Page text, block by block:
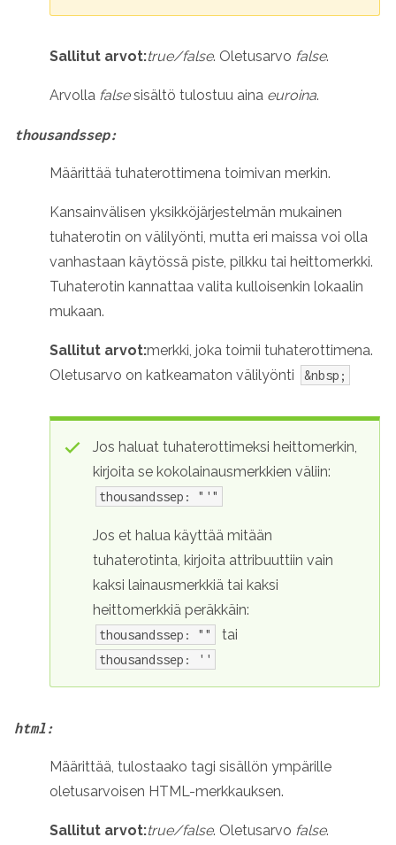
Sallitut arvot:true/false. Oletusarvo false.
Arvolla falsesisältö tulostuu aina euroina.
thousandssep:
Määrittää tuhaterottimena toimivan merkin.
Kansainvälisen yksikköjärjestelmän mukainen
tuhaterotin on välilyönti, mutta eri maissa voi olla
vanhastaan käytössä piste, pilkku tai heittomerkki.
Tuhaterotin kannattaa valita kulloisenkin lokaalin
mukaan.
Sallitut arvot:merkki, joka toimii tuhaterottimena.
Oletusarvo on katkeamaton välilyönti
&nbsp;
Jos haluat tuhaterottimeksi heittomerkin,
kirjoita se kokolainausmerkkien väliin:
thousandssep: "'"
Jos et halua käyttää mitään
tuhaterotinta, kirjoita attribuuttiin vain
kaksi lainausmerkkiä tai kaksi
heittomerkkiä peräkkäin:
thousandssep: "" tai
thousandssep: ''
html:
Määrittää, tulostaako tagi sisällön ympärille
oletusarvoisen HTML-merkkauksen.
Sallitut arvot:true/false. Oletusarvo false.